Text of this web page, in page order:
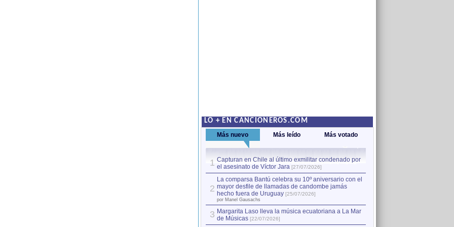
LO + EN CANCIONEROS.COM
Más nuevo Más leído Más votado
1 Capturan en Chile al último exmilitar condenado por
el asesinato de Víctor Jara [27/07/2026]
2
La comparsa Bantú celebra su 10º aniversario con el
mayor desfile de llamadas de candombe jamás
hecho fuera de Uruguay [25/07/2026]
por Manel Gausachs
3 Margarita Laso lleva la música ecuatoriana a La Mar
de Músicas [22/07/2026]